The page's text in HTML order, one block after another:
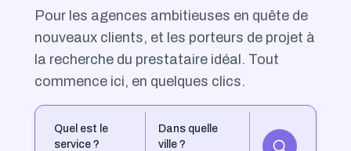
Pour les agences ambitieuses en quête de
nouveaux clients, et les porteurs de projet à
la recherche du prestataire idéal. Tout
commence ici, en quelques clics.
Quel est le
service ?
Dans quelle
ville ?